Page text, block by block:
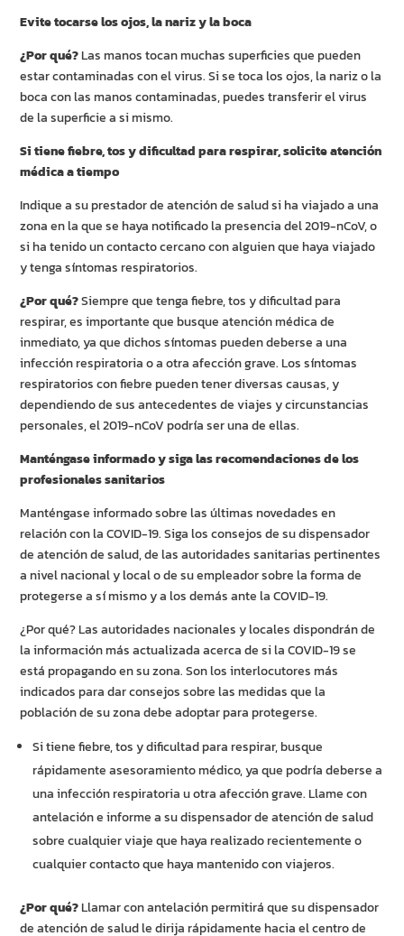
Evite tocarse los ojos, la nariz y la boca
¿Por qué?Las manos tocan muchas superficies que pueden
estar contaminadas con el virus. Si se toca los ojos, la nariz o la
boca con las manos contaminadas, puedes transferir el virus
de la superficie a si mismo.
Si tiene fiebre, tos y dificultad para respirar, solicite atención
médica a tiempo
Indique a su prestador de atención de salud si ha viajado a una
zona en la que se haya notificado la presencia del 2019-nCoV, o
si ha tenido un contacto cercano con alguien que haya viajado
y tenga síntomas respiratorios.
¿Por qué?Siempre que tenga fiebre, tos y dificultad para
respirar, es importante que busque atención médica de
inmediato, ya que dichos síntomas pueden deberse a una
infección respiratoria o a otra afección grave. Los síntomas
respiratorios con fiebre pueden tener diversas causas, y
dependiendo de sus antecedentes de viajes y circunstancias
personales, el 2019-nCoV podría ser una de ellas.
Manténgase informado y siga las recomendaciones de los
profesionales sanitarios
Manténgase informado sobre las últimas novedades en
relación con la COVID-19. Siga los consejos de su dispensador
de atención de salud, de las autoridades sanitarias pertinentes
a nivel nacional y local o de su empleador sobre la forma de
protegerse a sí mismo y a los demás ante la COVID-19.
¿Por qué? Las autoridades nacionales y locales dispondrán de
la información más actualizada acerca de si la COVID-19 se
está propagando en su zona. Son los interlocutores más
indicados para dar consejos sobre las medidas que la
población de su zona debe adoptar para protegerse.
Si tiene fiebre, tos y dificultad para respirar, busque
rápidamente asesoramiento médico, ya que podría deberse a
una infección respiratoria u otra afección grave. Llame con
antelación e informe a su dispensador de atención de salud
sobre cualquier viaje que haya realizado recientemente o
cualquier contacto que haya mantenido con viajeros.
¿Por qué?Llamar con antelación permitirá que su dispensador
de atención de salud le dirija rápidamente hacia el centro de